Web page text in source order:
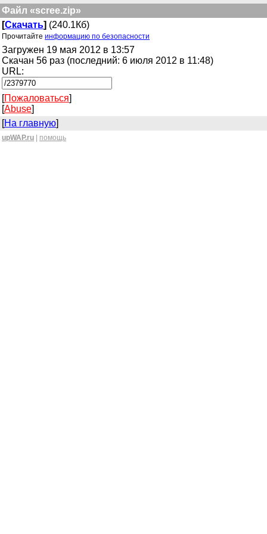
Файл «scree.zip»
[Скачать] (240.1Кб)
Прочитайте информацию по безопасности
Загружен 19 мая 2012 в 13:57
Скачан 56 раз (последний: 6 июля 2012 в 11:48)
URL:
[Пожаловаться]
[Abuse]
[На главную]
upWAP.ru помощь